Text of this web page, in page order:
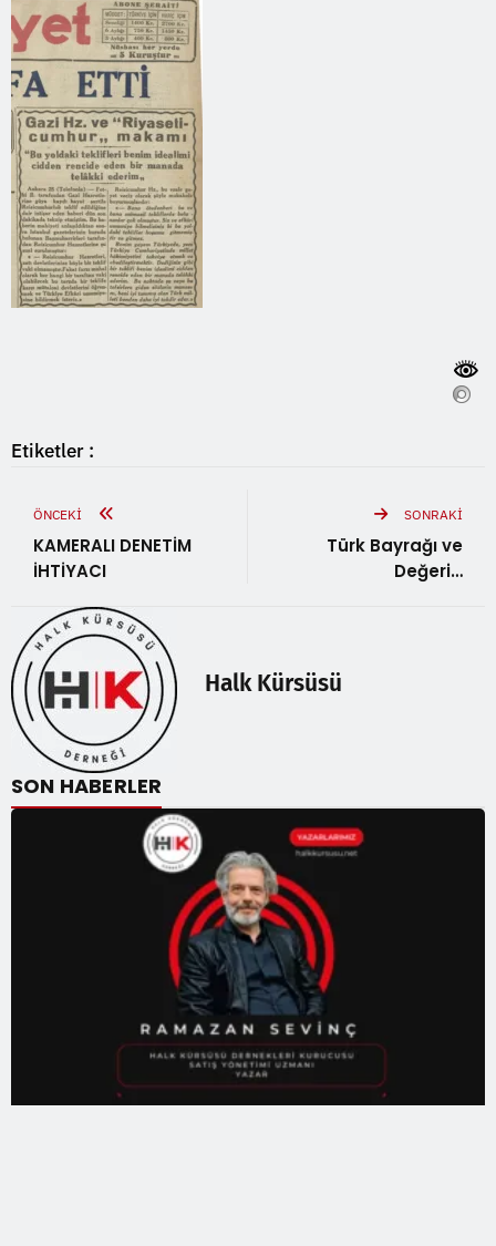
Etiketler :
ÖNCEKI
KAMERALI DENETİM
İHTİYACI
SONRAKI
Türk Bayrağı ve
Değeri…
Halk Kürsüsü
SON HABERLER